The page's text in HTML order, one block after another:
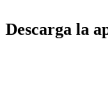
Descarga la